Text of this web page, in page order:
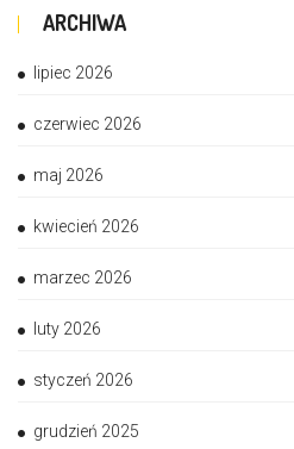
ARCHIWA
lipiec 2026
czerwiec 2026
maj 2026
kwiecień 2026
marzec 2026
luty 2026
styczeń 2026
grudzień 2025